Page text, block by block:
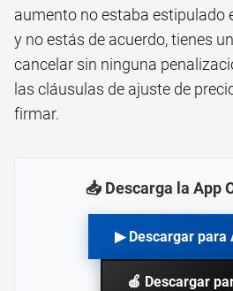
aumento no estaba estipulado
y no estás de acuerdo, tienes
cancelar sin ninguna
las cláusulas de ajuste de
firmar.
📥 Descarga la App
▶ Descargar para
🍎 Descargar